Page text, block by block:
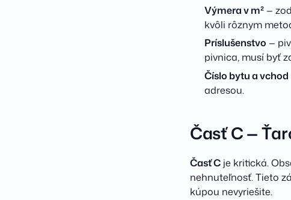
Výmera v m²—
kvôli rôznym
Príslušenstvo —
pivnica, musí byť
Číslo bytu a vchod
adresou.
Časť C —
Časť C je kritická.
nehnuteľnosť. Tieto
kúpou nevyriešite.